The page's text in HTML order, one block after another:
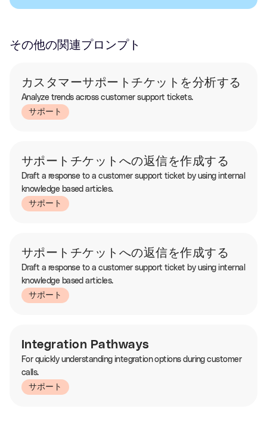
その他の関連プロンプト
カスタマーサポートチケットを分析する
Analyze trends across customer support tickets.
サポート
サポートチケットへの返信を作成する
Draft a response to a customer support ticket by using internal
knowledge based articles.
サポート
サポートチケットへの返信を作成する
Draft a response to a customer support ticket by using internal
knowledge based articles.
サポート
Integration Pathways
For quickly understanding integration options during customer
calls.
サポート